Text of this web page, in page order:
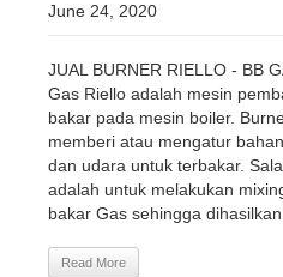
June 24, 2020
JUAL BURNER RIELLO - BB
Gas Riello adalah mesin
bakar pada mesin boiler.
memberi atau mengatur
dan udara untuk terbakar.
adalah untuk melakukan
bakar Gas sehingga dihasilkan
Read More